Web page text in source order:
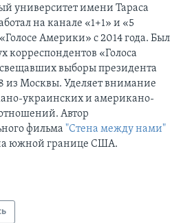
университет имени Тараса
на канале «1+1» и «5
Америки» с 2014 года. Был
корреспондентов «Голоса
выборы президента
из Москвы. Уделяет внимание
украинских и американо-
Автор
фильма "Стена между нами"
южной границе США.